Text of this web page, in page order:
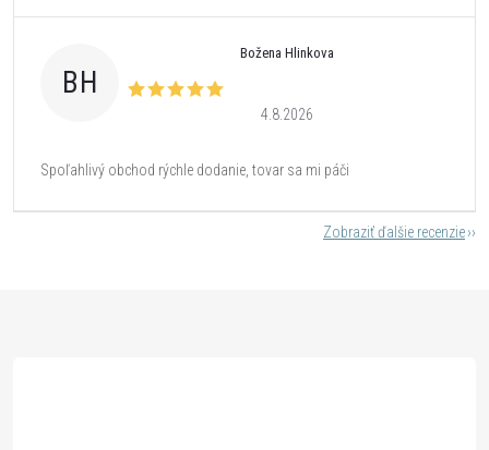
BH
Božena Hlinkova
4.8.2026
Spoľahlivý obchod rýchle dodanie, tovar sa mi páči
Zobraziť ďalšie recenzie